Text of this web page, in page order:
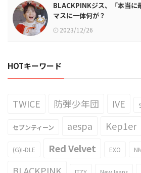
BLACKPINKジス、「本当
マスに一体何が？
2023/12/26
HOTキーワード
TWICE 防弾少年団 IVE
セブンティーン aespa Kep1er
(G)I-DLE Red Velvet EXO